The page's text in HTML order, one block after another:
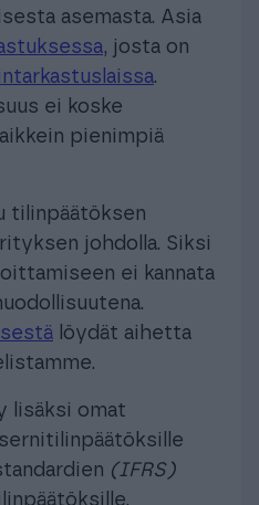
asemasta. Asia
, josta on
.
ei koske
pienimpiä
tilinpäätöksen
johdolla. Siksi
ei kannata
löydät aihetta
lisäksi omat
(IFRS)